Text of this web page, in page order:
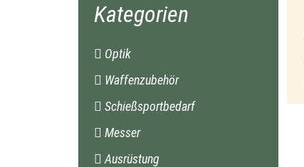
Kategorien
Optik
Waffenzubehör
Schießsportbedarf
Messer
Ausrüstung